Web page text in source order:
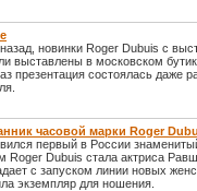
новинки Roger Dubuis с
выставлены в московском
презентация состоялась даже
часовой марки Roger
первый в России
Dubuis стала актриса
с запуском линии новых
экземпляр для ношения.